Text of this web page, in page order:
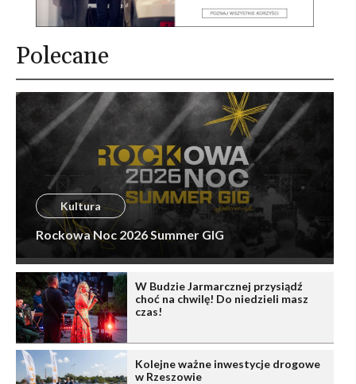
Polecane
Kultura
Rockowa Noc 2026 Summer GIG
W Budzie Jarmarcznej przysiądź
choć na chwilę! Do niedzieli masz
czas!
Kolejne ważne inwestycje drogowe
w Rzeszowie